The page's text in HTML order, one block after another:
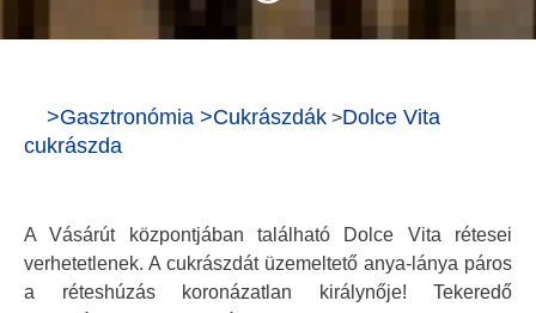
>Gasztronómia >Cukrászdák >Dolce Vita
cukrászda
A Vásárút központjában található Dolce Vita rétesei
verhetetlenek. A cukrászdát üzemeltető anya-lánya páros
a réteshúzás koronázatlan királynője! Tekeredő